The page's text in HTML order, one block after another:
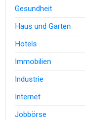
Gesundheit
Haus und Garten
Hotels
Immobilien
Industrie
Internet
Jobbörse